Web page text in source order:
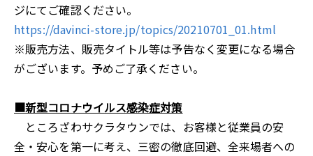
ジにてご確認ください。
https://davinci-store.jp/topics/20210701_01.html
※販売方法、販売タイトル等は予告なく変更になる場合
がございます。予めご了承ください。
■新型コロナウイルス感染症対策
ところざわサクラタウンでは、お客様と従業員の安
全・安心を第一に考え、三密の徹底回避、全来場者への